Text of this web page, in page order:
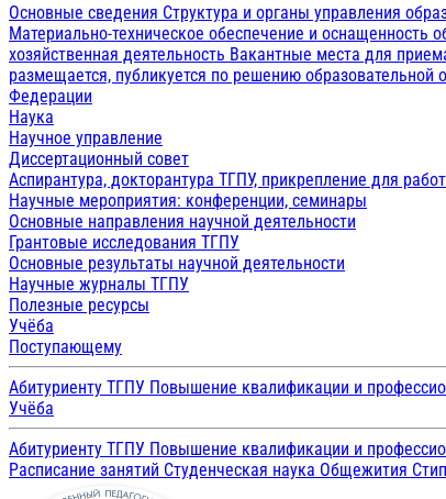
Основные сведения Структура и органы управления
Материально-техническое обеспечение и оснащенность
хозяйственная деятельность Вакантные места для
размещается, публикуется по решению образовательной
Федерации
Наука
Научное управление
Диссертационный совет
Аспирантура, докторантура ТГПУ, прикрепление для
Научные мероприятия: конференции, семинары
Основные направления научной деятельности
Грантовые исследования ТГПУ
Основные результаты научной деятельности
Научные журналы ТГПУ
Полезные ресурсы
Учёба
Поступающему
Абитуриенту ТГПУ Повышение квалификации и
Учёба
Абитуриенту ТГПУ Повышение квалификации и
Расписание занятий Студенческая наука Общежития